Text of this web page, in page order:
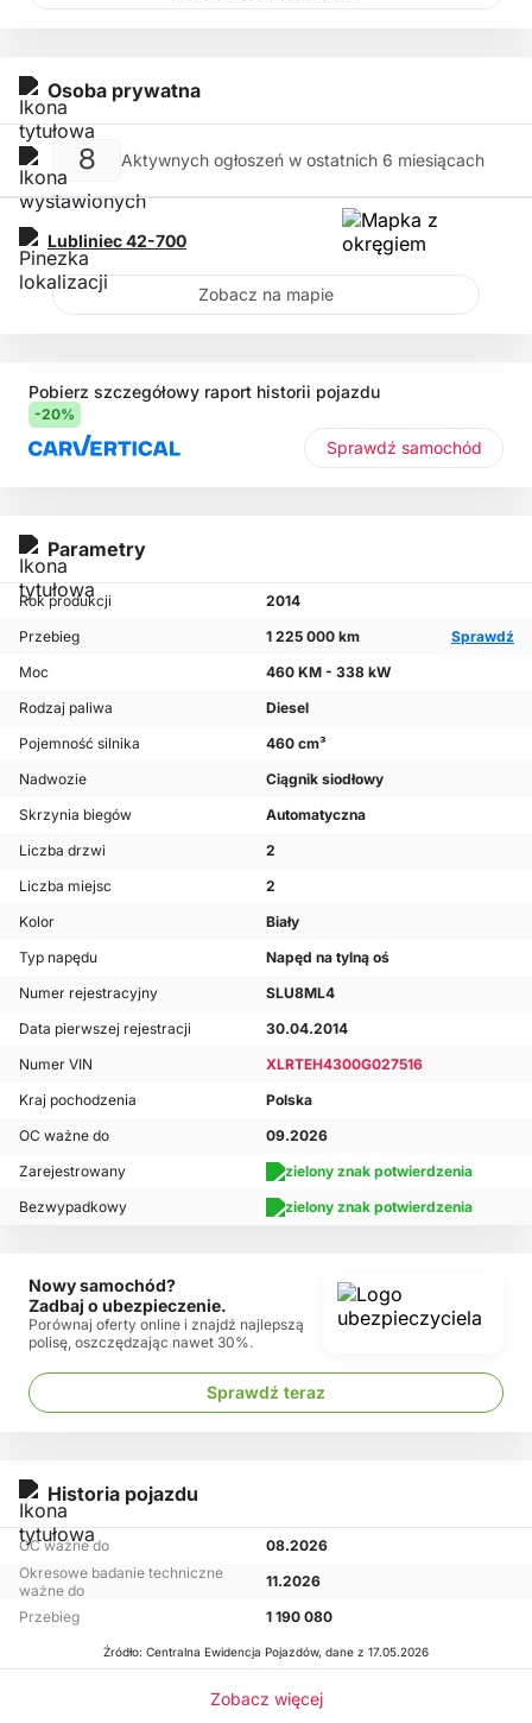
Pobierz szczegółowy raport historii pojazdu
-20%
Sprawdź samochód
Parametry
Rok produkcji
2014
Przebieg
1 225 000 km
Sprawdź
Moc
460 KM - 338 kW
Rodzaj paliwa
Diesel
Pojemność silnika
460 cm³
Nadwozie
Ciągnik siodłowy
Skrzynia biegów
Automatyczna
Liczba drzwi
2
Liczba miejsc
2
Kolor
Biały
Typ napędu
Napęd na tylną oś
Numer rejestracyjny
SLU8ML4
Data pierwszej rejestracji
30.04.2014
Numer VIN
XLRTEH4300G027516
Kraj pochodzenia
Polska
OC ważne do
09.2026
Zarejestrowany
Bezwypadkowy
Historia pojazdu
OC ważne do
08.2026
Okresowe badanie techniczne
ważne do
11.2026
Przebieg
1 190 080
Źródło: Centralna Ewidencja Pojazdów, dane z 17.05.2026
Zobacz więcej
Osoba prywatna
8 Aktywnych ogłoszeń w ostatnich 6 miesiącach
Lubliniec42-700
Zobacz na mapie
Nowy samochód?
Zadbaj o ubezpieczenie.
Porównaj oferty online i znajdź najlepszą
polisę, oszczędzając nawet 30%.
Sprawdź teraz